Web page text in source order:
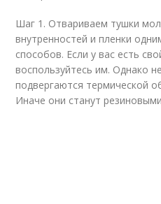
Шаг 1. Отвариваем тушки
внутренностей и пленки
способов. Если у вас есть
воспользуйтесь им. Однако
подвергаются термической
Иначе они станут